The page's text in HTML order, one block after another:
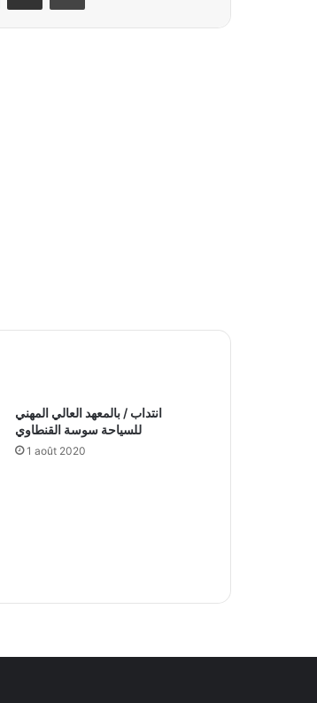
انتداب / بالمعهد العالي المهني
للسياحة سوسة القنطاوي
1 août 2020